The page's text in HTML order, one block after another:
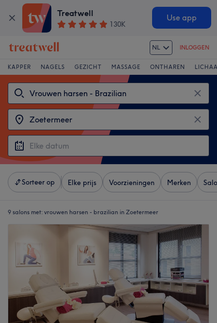
Treatwell
130K
Use app
NL INLOGGEN
KAPPER NAGELS GEZICHT MASSAGE ONTHAREN
Sorteer op Elke prijs Voorzieningen Merken
9 salons met: vrouwen harsen - brazilian in Zoetermeer